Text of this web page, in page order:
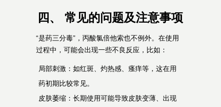
四、 常见的问题及注意事项
“是药三分毒”，丙酸氯倍他索也不例外。在使用
过程中，可能会出现一些不良反应，比如：
局部刺激：如红斑、灼热感、瘙痒等，这在用
药初期比较常见。
皮肤萎缩：长期使用可能导致皮肤变薄、出现